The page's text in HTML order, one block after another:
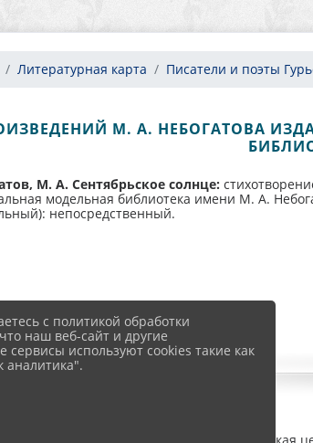
Литературная карта Писатели и поэты
М. А. НЕБОГАТОВА
М. А. Сентябрьское солнце:
модельная библиотека имени М. А.
непосредственный.
с политикой обработки
наш веб-сайт и другие
используют cookies такие как
аналитика".